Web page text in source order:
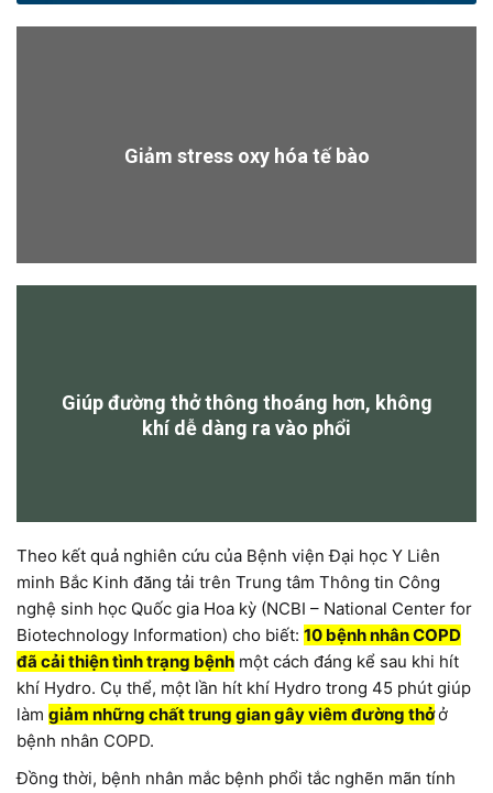
Giảm stress oxy hóa tế bào
Giúp đường thở thông thoáng hơn, không
khí dễ dàng ra vào phổi
Theo kết quả nghiên cứu của Bệnh viện Đại học Y Liên
minh Bắc Kinh đăng tải trên Trung tâm Thông tin Công
nghệ sinh học Quốc gia Hoa kỳ (NCBI – National Center for
Biotechnology Information) cho biết: 10 bệnh nhân COPD
đã cải thiện tình trạng bệnhmột cách đáng kể sau khi hít
khí Hydro. Cụ thể, một lần hít khí Hydro trong 45 phút giúp
làm giảm những chất trung gian gây viêm đường thởở
bệnh nhân COPD.
Đồng thời, bệnh nhân mắc bệnh phổi tắc nghẽn mãn tính